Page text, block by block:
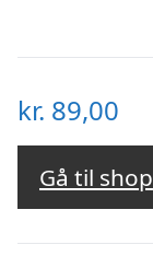
kr. 89,00
Gå til shop